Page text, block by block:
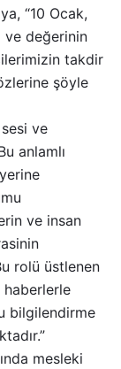
“10 Ocak,
ve değerinin
takdir
şöyle
sesi ve
anlamlı
ve insan
rolü üstlenen
haberlerle
bilgilendirme
mesleki